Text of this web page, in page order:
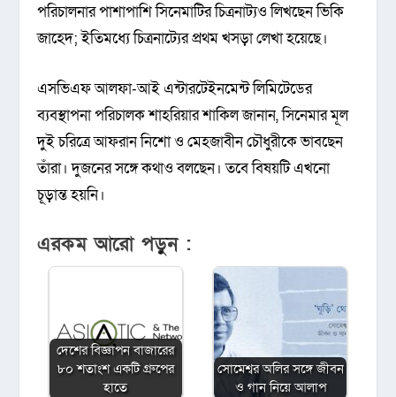
পরিচালনার পাশাপাশি সিনেমাটির চিত্রনাট্যও লিখছেন ভিকি
জাহেদ; ইতিমধ্যে চিত্রনাট্যের প্রথম খসড়া লেখা হয়েছে।
এসভিএফ আলফা-আই এন্টারটেইনমেন্ট লিমিটেডের
ব্যবস্থাপনা পরিচালক শাহরিয়ার শাকিল জানান, সিনেমার মূল
দুই চরিত্রে আফরান নিশো ও মেহজাবীন চৌধুরীকে ভাবছেন
তাঁরা। দুজনের সঙ্গে কথাও বলছেন। তবে বিষয়টি এখনো
চূড়ান্ত হয়নি।
এরকম আরো পড়ুন :
দেশের বিজ্ঞাপন বাজারের
৮০ শতাংশ একটি গ্রুপের
হাতে
সোমেশ্বর অলির সঙ্গে জীবন
ও গান নিয়ে আলাপ